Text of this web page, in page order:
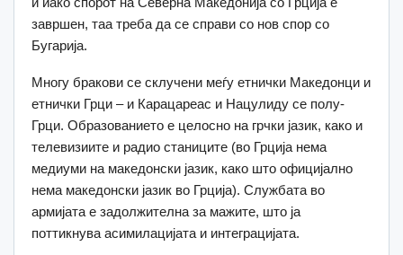
завршен, таа треба да се справи со нов спор со
Бугарија.
Многу бракови се склучени меѓу етнички Македонци и
етнички Грци – и Карацареас и Нацулиду се полу-
Грци. Образованието е целосно на грчки јазик, како и
телевизиите и радио станиците (во Грција нема
медиуми на македонски јазик, како што официјално
нема македонски јазик во Грција). Службата во
армијата е задолжителна за мажите, што ја
поттикнува асимилацијата и интеграцијата.